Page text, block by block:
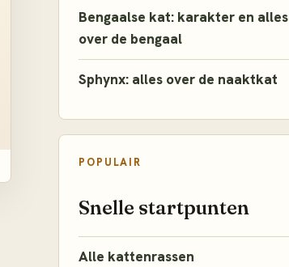
Bengaalse kat: karakter en alles
over de bengaal
Sphynx: alles over de naaktkat
POPULAIR
Snelle startpunten
Alle kattenrassen